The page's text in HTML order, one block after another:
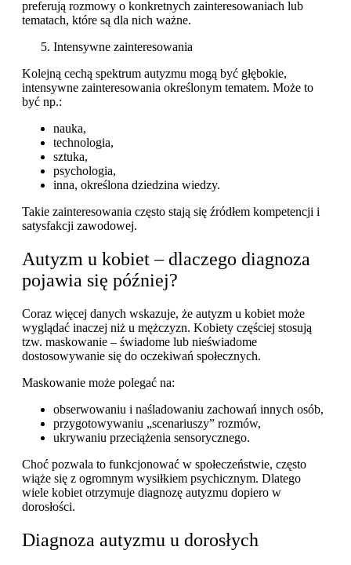
preferują rozmowy o konkretnych zainteresowaniach lub
tematach, które są dla nich ważne.
Intensywne zainteresowania
Kolejną cechą spektrum autyzmu mogą być głębokie,
intensywne zainteresowania określonym tematem. Może to
być np.:
nauka,
technologia,
sztuka,
psychologia,
inna, określona dziedzina wiedzy.
Takie zainteresowania często stają się źródłem kompetencji i
satysfakcji zawodowej.
Autyzm u kobiet – dlaczego diagnoza
pojawia się później?
Coraz więcej danych wskazuje, że autyzm u kobiet może
wyglądać inaczej niż u mężczyzn. Kobiety częściej stosują
tzw. maskowanie – świadome lub nieświadome
dostosowywanie się do oczekiwań społecznych.
Maskowanie może polegać na:
obserwowaniu i naśladowaniu zachowań innych osób,
przygotowywaniu „scenariuszy” rozmów,
ukrywaniu przeciążenia sensorycznego.
Choć pozwala to funkcjonować w społeczeństwie, często
wiąże się z ogromnym wysiłkiem psychicznym. Dlatego
wiele kobiet otrzymuje diagnozę autyzmu dopiero w
dorosłości.
Diagnoza autyzmu u dorosłych